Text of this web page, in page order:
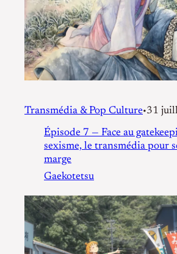
Transmédia & Pop Culture•31
Épisode 7 — Face au
sexisme, le transmédia pour
marge
Gaekotetsu